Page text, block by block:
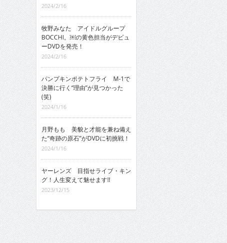
2024/2/16
牧野みなた アイドルグループ
BOCCHI。￼の黄色担当がデビュ
ーDVDを発売！
2024/2/16
パンプキンポテトフライ M-1で
決勝に行く“理由”が見つかった
(笑)
2024/1/16
月野もも 美貌と才能を兼ね備え
た“奇跡の原石”がDVDに初挑戦！
2024/1/16
ヤーレンズ 目指せライブ・キン
グ！人生変えて魅せます!!
2023/12/15